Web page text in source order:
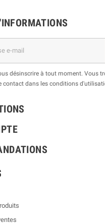
désinscrire à tout moment. Vous
contact dans les conditions